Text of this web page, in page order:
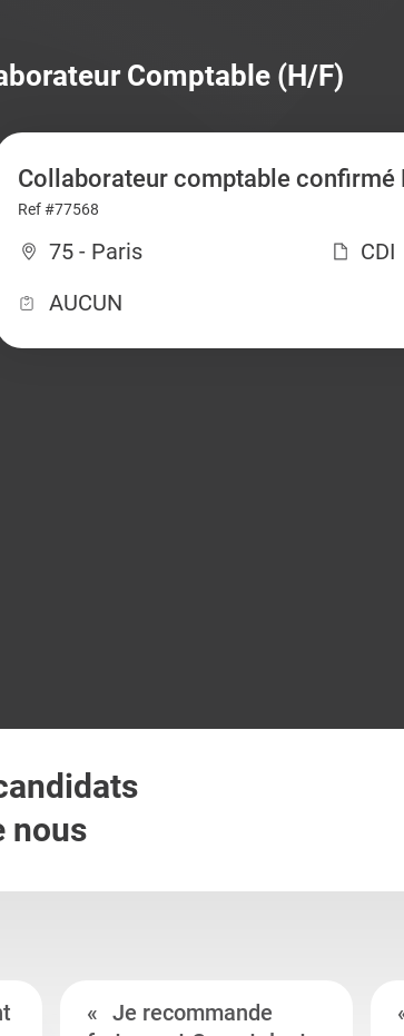
Comptable (H/F)
Collaborateur comptable confirmé
Ref #77568
75 - Paris CDI
AUCUN
nous
Je recommande